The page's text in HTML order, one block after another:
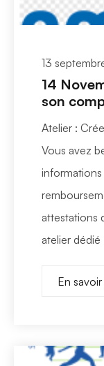
13
14
son
Atelier :
Vous avez
attestations
atelier dédié
En